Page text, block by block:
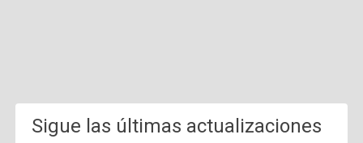
Sigue las últimas actualizaciones